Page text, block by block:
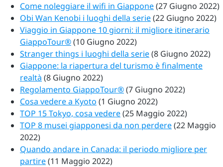
Come noleggiare il wifi in Giappone(27 Giugno 2022)
Obi Wan Kenobi i luoghi della serie(22 Giugno 2022)
Viaggio in Giappone 10 giorni: il migliore itinerario
GiappoTour®(10 Giugno 2022)
Stranger things i luoghi della serie(8 Giugno 2022)
Giappone: la riapertura del turismo è finalmente
realtà (8 Giugno 2022)
Regolamento GiappoTour®(7 Giugno 2022)
Cosa vedere a Kyoto (1 Giugno 2022)
TOP 15 Tokyo, cosa vedere(25 Maggio 2022)
TOP 8 musei giapponesi da non perdere(22 Maggio
2022)
Quando andare in Canada: il periodo migliore per
partire(11 Maggio 2022)